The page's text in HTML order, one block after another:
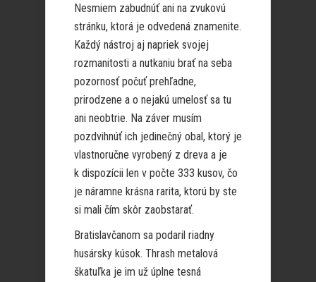
Nesmiem zabudnúť ani na zvukovú
stránku, ktorá je odvedená znamenite.
Každý nástroj aj napriek svojej
rozmanitosti a nutkaniu brať na seba
pozornosť počuť prehľadne,
prirodzene a o nejakú umelosť sa tu
ani neobtrie. Na záver musím
pozdvihnúť ich jedinečný obal, ktorý je
vlastnoručne vyrobený z dreva a je
k dispozícii len v počte 333 kusov, čo
je náramne krásna rarita, ktorú by ste
si mali čím skôr zaobstarať.
Bratislavčanom sa podaril riadny
husársky kúsok. Thrash metalová
škatuľka je im už úplne tesná